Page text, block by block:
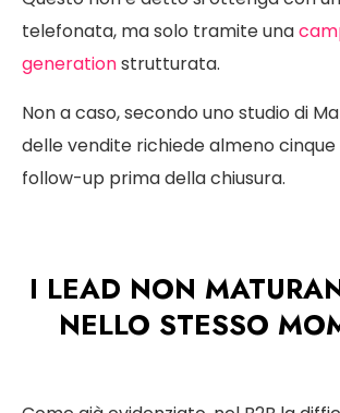
telefonata, ma solo tramite una
generationstrutturata.
Non a caso, secondo uno studio di
delle vendite richiede almeno
follow-up prima della chiusura.
I LEAD NON
NELLO STESSO